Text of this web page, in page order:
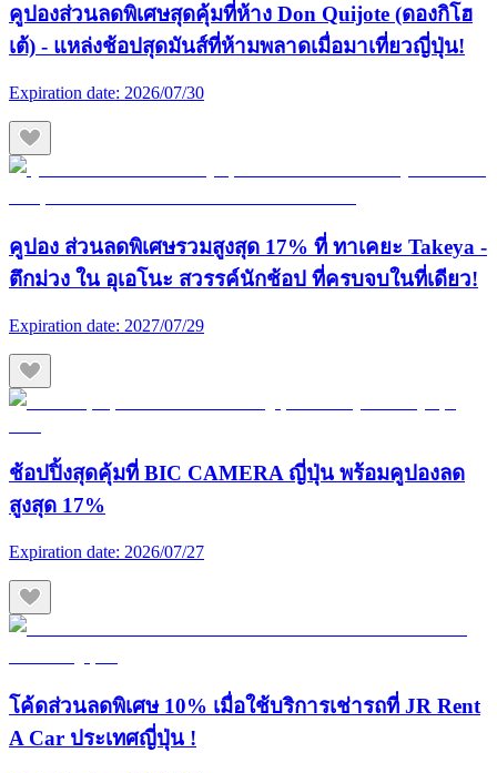
คูปองส่วนลดพิเศษสุดคุ้มที่ห้าง Don Quijote (ดองกิโฮ
เต้) - แหล่งช้อปสุดมันส์ที่ห้ามพลาดเมื่อมาเที่ยวญี่ปุ่น!
Expiration date: 2026/07/30
คูปอง ส่วนลดพิเศษรวมสูงสุด 17% ที่ ทาเคยะ Takeya -
ตึกม่วง ใน อุเอโนะ สวรรค์นักช้อป ที่ครบจบในที่เดียว!
Expiration date: 2027/07/29
ช้อปปิ้งสุดคุ้มที่ BIC CAMERA ญี่ปุ่น พร้อมคูปองลด
สูงสุด 17%
Expiration date: 2026/07/27
โค้ดส่วนลดพิเศษ 10% เมื่อใช้บริการเช่ารถที่ JR Rent
A Car ประเทศญี่ปุ่น !